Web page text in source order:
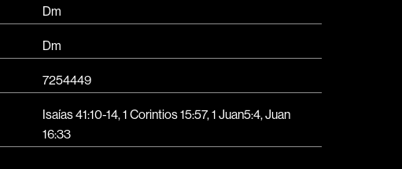
Dm
Dm
7254449
Isaías 41:10-14, 1 Corintios 15:57, 1 Juan5:4, Juan
16:33